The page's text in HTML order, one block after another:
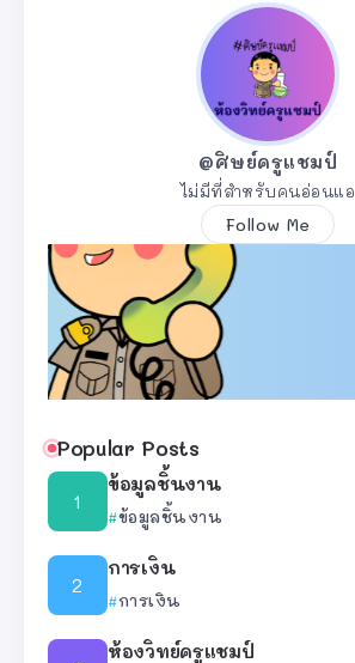
@ศิษย์ครูแชมป์
ไม่มีที่สำหรับคนอ่อนแอ
Follow Me
Popular Posts
ข้อมูลชิ้นงาน
ข้อมูลชิ้นงาน
การเงิน
การเงิน
ห้องวิทย์ครูแชมป์